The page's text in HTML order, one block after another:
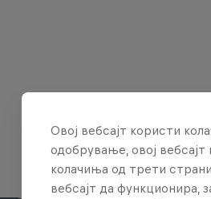
Овој вебсајт користи
одобрување, овој
колачиња од трети
вебсајт да функционира,